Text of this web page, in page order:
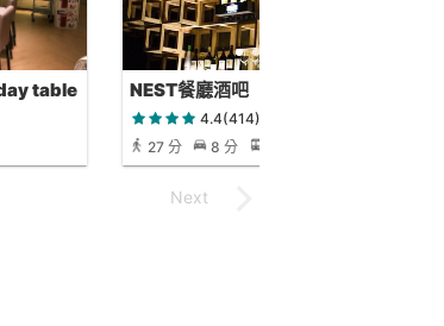
table
NEST餐廳酒吧
4.4(414)
27 分
8 分